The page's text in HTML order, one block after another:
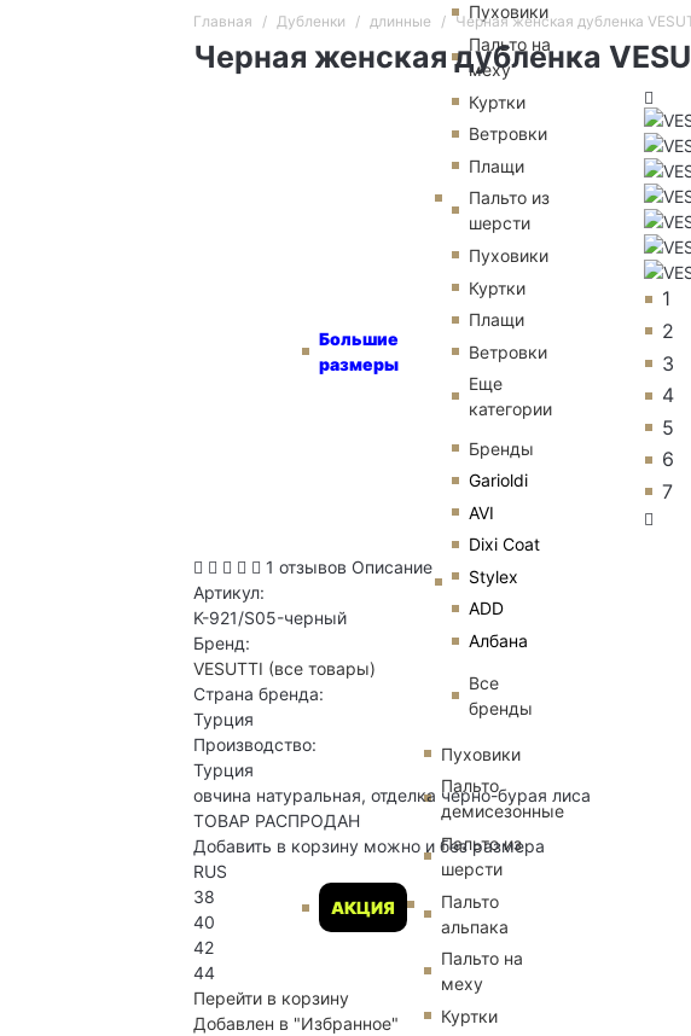
Большие
размеры
Пуховики
Пальто на
меху
Куртки
Ветровки
Плащи
Пальто из
шерсти
Пуховики
Куртки
Плащи
Ветровки
Еще
категории
Бренды
Garioldi
AVI
Dixi Coat
Stylex
ADD
Албана
Все
бренды
АКЦИЯ
Пуховики
Пальто
демисезонные
Пальто из
шерсти
Пальто
альпака
Пальто на
меху
Куртки
Главная Дубленки длинные Черная женская дубленка
Черная женская дубленка
1
2
3
4
5
6
7
1 отзывов Описание
Артикул:
K-921/S05-черный
Бренд:
VESUTTI (все товары)
Страна бренда:
Турция
Производство:
Турция
овчина натуральная, отделка черно-бурая лиса
ТОВАР РАСПРОДАН
Добавить в корзину можно и без размера
RUS
38
40
42
44
Перейти в корзину
Добавлен в "Избранное"